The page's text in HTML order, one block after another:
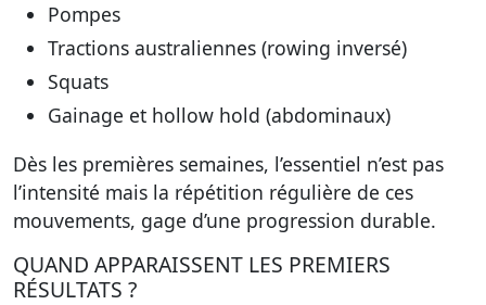
Pompes
Tractions australiennes (rowing inversé)
Squats
Gainage et hollow hold (abdominaux)
Dès les premières semaines, l’essentiel n’est pas
l’intensité mais la répétition régulière de ces
mouvements, gage d’une progression durable.
QUAND APPARAISSENT LES PREMIERS
RÉSULTATS ?